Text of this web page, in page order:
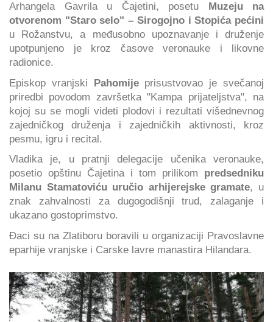
Arhangela Gavrila u Čajetini, posetu Muzeju na
otvorenom "Staro selo" – Sirogojno i Stopića pećini
u Rožanstvu, a međusobno upoznavanje i druženje
upotpunjeno je kroz časove veronauke i likovne
radionice.
Episkop vranjski Pahomijeprisustvovao je svečanoj
priredbi povodom završetka "Kampa prijateljstva", na
kojoj su se mogli videti plodovi i rezultati višednevnog
zajedničkog druženja i zajedničkih aktivnosti, kroz
pesmu, igru i recital.
Vladika je, u pratnji delegacije učenika veronauke,
posetio opštinu Čajetina i tom prilikom predsedniku
Milanu Stamatoviću uručio arhijerejske gramate, u
znak zahvalnosti za dugogodišnji trud, zalaganje i
ukazano gostoprimstvo.
Đaci su na Zlatiboru boravili u organizaciji Pravoslavne
eparhije vranjske i Carske lavre manastira Hilandara.